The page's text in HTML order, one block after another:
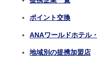
ポイント交換
ANAワールドホテル
地域別の提携加盟店